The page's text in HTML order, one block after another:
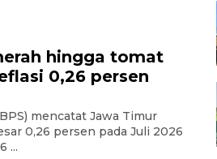
hingga tomat
0,26 persen
mencatat Jawa Timur
0,26 persen pada Juli 2026
...